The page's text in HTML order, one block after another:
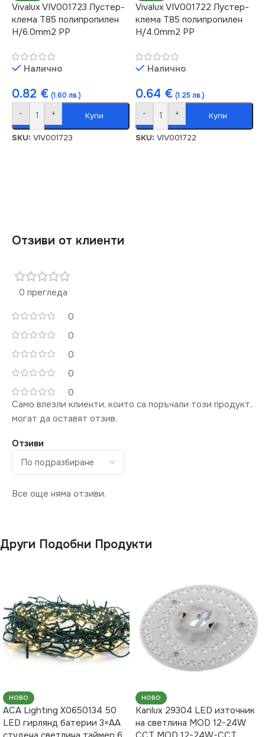
Vivalux VIV001723 Лустер-
клема Т85 полипропилен
H/6.0mm2 PP
Налично
0.82 € (1.60 лв.)
- + Купи
SKU: VIV001723
Vivalux VIV001722 Лустер-
клема Т85 полипропилен
H/4.0mm2 PP
Налично
0.64 € (1.25 лв.)
- + Купи
SKU: VIV001722
Отзиви от клиенти
0 прегледа
0
0
0
0
0
Отзиви
Все още няма отзиви.
Само влезли клиенти, които са поръчали този продукт,
могат да оставят отзив.
Други Подобни Продукти
НОВО
ACA Lighting X0650134 50
LED гирлянд батерии 3×AA
НОВО
Kanlux 29304 LED източник
на светлина MOD 12-24W